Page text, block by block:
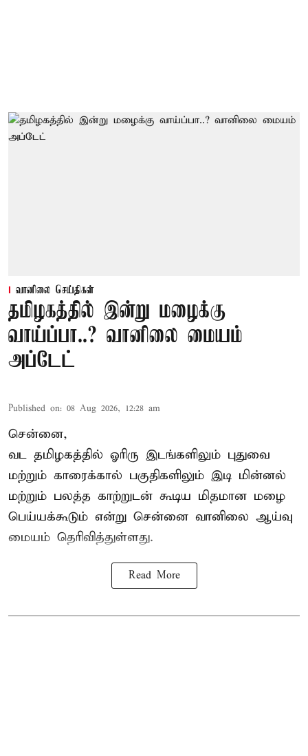
வானிலை செய்திகள்
தமிழகத்தில் இன்று மழைக்கு
வாய்ப்பா..? வானிலை மையம்
அப்டேட்
Published on: 08 Aug 2026, 12:28 am
சென்னை,
வட தமிழகத்தில் ஓரிரு இடங்களிலும் புதுவை
மற்றும் காரைக்கால் பகுதிகளிலும் இடி மின்னல்
மற்றும் பலத்த காற்றுடன் கூடிய மிதமான மழை
பெய்யக்கூடும் என்று சென்னை வானிலை ஆய்வு
மையம் தெரிவித்துள்ளது.
Read More